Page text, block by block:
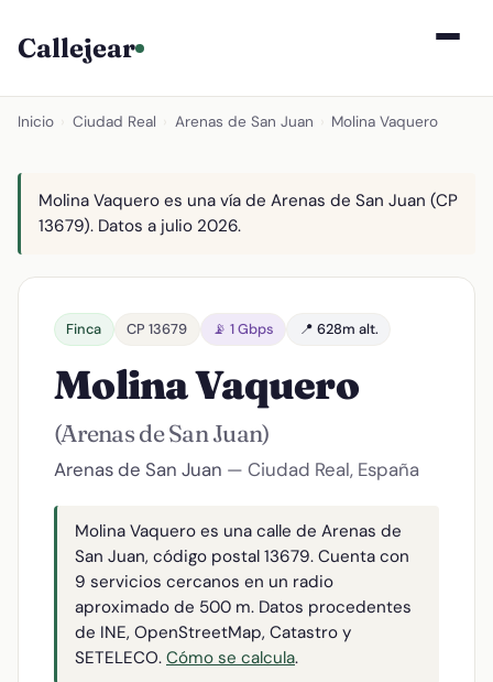
Callejear
Inicio Ciudad Real Arenas de San Juan Molina Vaquero
Molina Vaquero es una vía de Arenas de San Juan (CP
13679). Datos a julio 2026.
Finca CP 13679 📡 1 Gbps 📍 628m alt.
Molina Vaquero
(Arenas de San Juan)
Arenas de San Juan — Ciudad Real, España
Molina Vaquero es una calle de Arenas de
San Juan, código postal 13679. Cuenta con
9 servicios cercanos en un radio
aproximado de 500 m. Datos procedentes
de INE, OpenStreetMap, Catastro y
SETELECO. Cómo se calcula.